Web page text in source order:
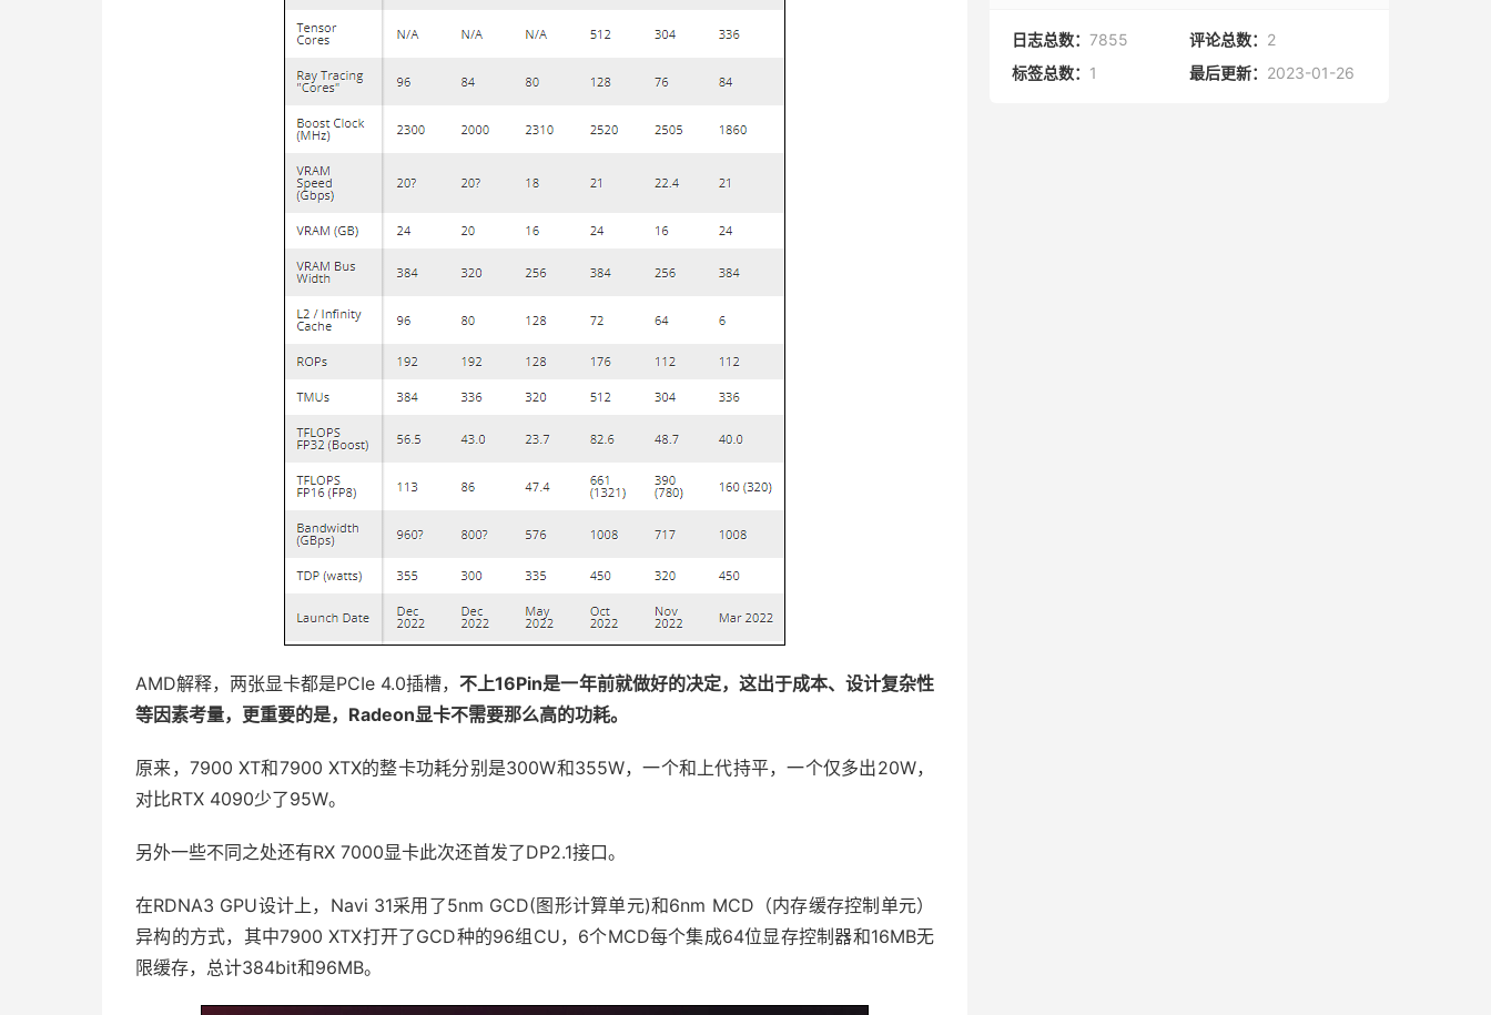
AMD解释，两张显卡都是PCIe 4.0插槽，不上16Pin是一年前就做好的决定，这出于成本、设计复杂性
等因素考量，更重要的是，Radeon显卡不需要那么高的功耗。
原来，7900 XT和7900 XTX的整卡功耗分别是300W和355W，一个和上代持平，一个仅多出20W，
对比RTX 4090少了95W。
另外一些不同之处还有RX 7000显卡此次还首发了DP2.1接口。
在RDNA3 GPU设计上，Navi 31采用了5nm GCD(图形计算单元)和6nm MCD（内存缓存控制单元）
异构的方式，其中7900 XTX打开了GCD种的96组CU，6个MCD每个集成64位显存控制器和16MB无
限缓存，总计384bit和96MB。
日志总数： 7855 评论总数： 2
标签总数： 1 最后更新： 2023-01-26